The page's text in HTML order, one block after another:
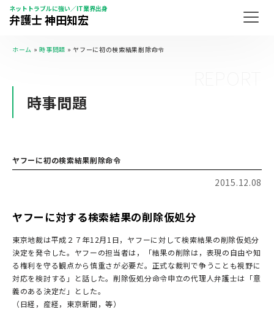
ネットトラブルに強い／IT業界出身
弁護士 神田知宏
ホーム »時事問題 »ヤフーに初の検索結果削除命令
時事問題
ヤフーに初の検索結果削除命令
2015.12.08
ヤフーに対する検索結果の削除仮処分
東京地裁は平成２７年12月1日，ヤフーに対して検索結果の削除仮処分
決定を発令した。ヤフーの担当者は，「結果の削除は，表現の自由や知
る権利を守る観点から慎重さが必要だ。正式な裁判で争うことも視野に
対応を検討する」と話した。削除仮処分命令申立の代理人弁護士は「意
義のある決定だ」とした。
（日経，産経，東京新聞，等）